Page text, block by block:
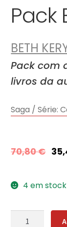
Pack
BETH
Pack com
livros da
Saga / Série:
70,80€
4 em stock
Quantidade